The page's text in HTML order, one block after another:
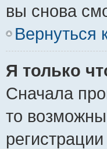
вы снова
Вернуться
Я только
Сначала
то